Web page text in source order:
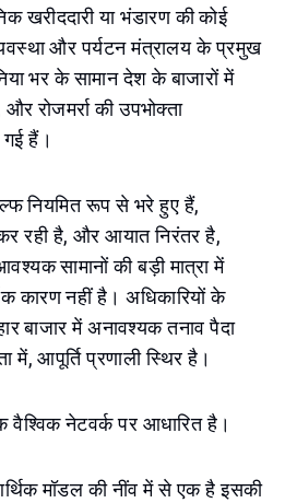
खरीददारी या भंडारण की कोई
और पर्यटन मंत्रालय के प्रमुख
भर के सामान देश के बाजारों में
रोजमर्रा की उपभोक्ता
हैं।
नियमित रूप से भरे हुए हैं,
रही है, और आयात निरंतर है,
सामानों की बड़ी मात्रा में
कारण नहीं है। अधिकारियों के
बाजार में अनावश्यक तनाव पैदा
में, आपूर्ति प्रणाली स्थिर है।
वैश्विक नेटवर्क पर आधारित है।
मॉडल की नींव में से एक है इसकी